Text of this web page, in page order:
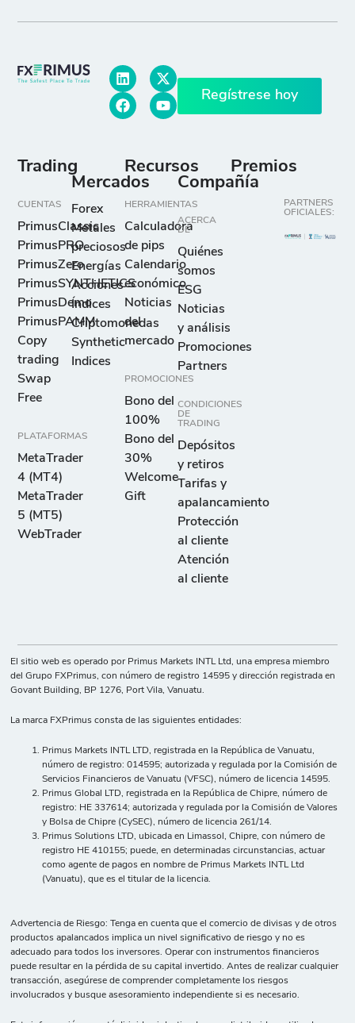
Regístrese hoy
Trading
CUENTAS
PrimusClassic
PrimusPRO
PrimusZero
PrimusSYNTHETICS
PrimusDemo
PrimusPAMM
Copy
trading
Swap
Free
PLATAFORMAS
MetaTrader
4 (MT4)
MetaTrader
5 (MT5)
WebTrader
Mercados
Forex
Metales
preciosos
Energías
Acciones
Índices
Criptomonedas
Synthetic
Indices
Recursos
HERRAMIENTAS
Calculadora
de pips
Calendario
económico
Noticias
del
mercado
PROMOCIONES
Bono del
100%
Bono del
30%
Welcome
Gift
Compañía
ACERCA
DE
Quiénes
somos
ESG
Noticias
y análisis
Promociones
Partners
CONDICIONES
DE
TRADING
Depósitos
y retiros
Tarifas y
apalancamiento
Protección
al cliente
Atención
al cliente
Premios
PARTNERS
OFICIALES:
El sitio web es operado por Primus Markets INTL Ltd, una empresa miembro
del Grupo FXPrimus, con número de registro 14595 y dirección registrada en
Govant Building, BP 1276, Port Vila, Vanuatu.
La marca FXPrimus consta de las siguientes entidades:
Primus Markets INTL LTD, registrada en la República de Vanuatu,
número de registro: 014595; autorizada y regulada por la Comisión de
Servicios Financieros de Vanuatu (VFSC), número de licencia 14595.
Primus Global LTD, registrada en la República de Chipre, número de
registro: HE 337614; autorizada y regulada por la Comisión de Valores
y Bolsa de Chipre (CySEC), número de licencia 261/14.
Primus Solutions LTD, ubicada en Limassol, Chipre, con número de
registro HE 410155; puede, en determinadas circunstancias, actuar
como agente de pagos en nombre de Primus Markets INTL Ltd
(Vanuatu), que es el titular de la licencia.
Advertencia de Riesgo: Tenga en cuenta que el comercio de divisas y de otros
productos apalancados implica un nivel significativo de riesgo y no es
adecuado para todos los inversores. Operar con instrumentos financieros
puede resultar en la pérdida de su capital invertido. Antes de realizar cualquier
transacción, asegúrese de comprender completamente los riesgos
involucrados y busque asesoramiento independiente si es necesario.